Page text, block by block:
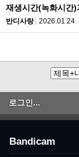
재생시간(녹화시간
반디사랑
2026.01.24
로그인...
Bandicam